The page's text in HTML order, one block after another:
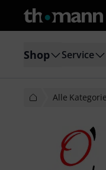
Shop Service
Alle